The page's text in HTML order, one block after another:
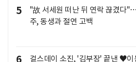
5
"故 서세원 떠난 뒤 연락 끊겼다
주, 동생과 절연 고백
걸스데이 소진, '김부장' 끝낸 ♥이